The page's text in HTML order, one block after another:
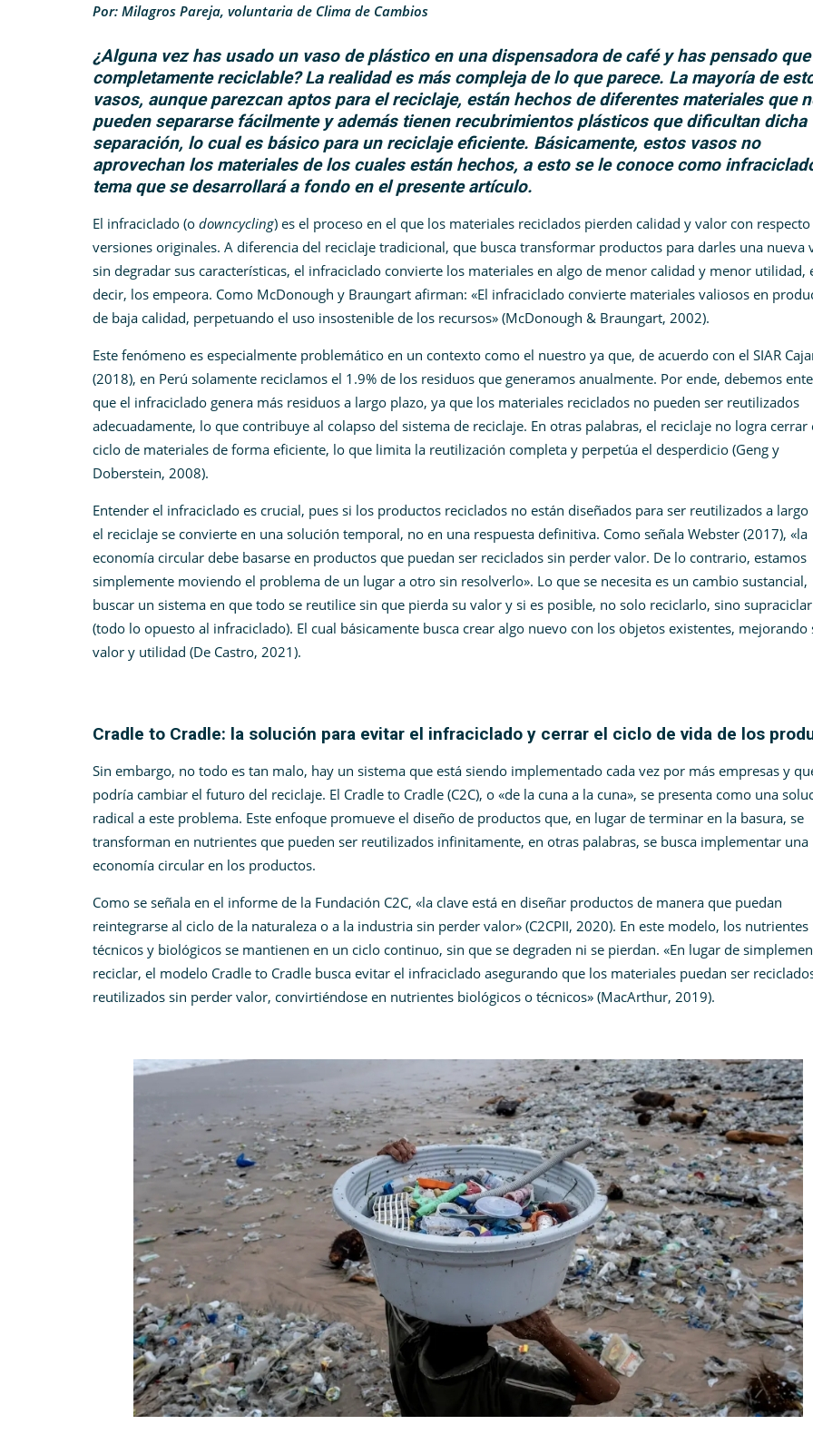
Por: Milagros Pareja, voluntaria de Clima de Cambios
¿Alguna vez has usado un vaso de plástico en una dispensadora de café y has pensado
completamente reciclable? La realidad es más compleja de lo que parece. La mayoría de
vasos, aunque parezcan aptos para el reciclaje, están hechos de diferentes materiales que
pueden separarse fácilmente y además tienen recubrimientos plásticos que dificultan dicha
separación, lo cual es básico para un reciclaje eficiente. Básicamente, estos vasos no
aprovechan los materiales de los cuales están hechos, a esto se le conoce como
tema que se desarrollará a fondo en el presente artículo.
El infraciclado (o downcycling) es el proceso en el que los materiales reciclados pierden calidad y valor con respecto
versiones originales. A diferencia del reciclaje tradicional, que busca transformar productos para darles una nueva
sin degradar sus características, el infraciclado convierte los materiales en algo de menor calidad y menor utilidad,
decir, los empeora. Como McDonough y Braungart afirman: «El infraciclado convierte materiales valiosos en
de baja calidad, perpetuando el uso insostenible de los recursos» (McDonough & Braungart, 2002)​.
Este fenómeno es especialmente problemático en un contexto como el nuestro ya que, de acuerdo con el SIAR
(2018), en Perú solamente reciclamos el 1.9% de los residuos que generamos anualmente. Por ende, debemos
que el infraciclado genera más residuos a largo plazo, ya que los materiales reciclados no pueden ser reutilizados
adecuadamente, lo que contribuye al colapso del sistema de reciclaje. En otras palabras, el reciclaje no logra cerrar
ciclo de materiales de forma eficiente, lo que limita la reutilización completa y perpetúa el desperdicio (Geng y
Doberstein, 2008).
Entender el infraciclado es crucial, pues si los productos reciclados no están diseñados para ser reutilizados a largo
el reciclaje se convierte en una solución temporal, no en una respuesta definitiva. Como señala Webster (2017), «la
economía circular debe basarse en productos que puedan ser reciclados sin perder valor. De lo contrario, estamos
simplemente moviendo el problema de un lugar a otro sin resolverlo». Lo que se necesita es un cambio sustancial,
buscar un sistema en que todo se reutilice sin que pierda su valor y si es posible, no solo reciclarlo, sino
(todo lo opuesto al infraciclado). El cual básicamente busca crear algo nuevo con los objetos existentes, mejorando
valor y utilidad (De Castro, 2021).
Cradle to Cradle: la solución para evitar el infraciclado y cerrar el ciclo de vida de los
Sin embargo, no todo es tan malo, hay un sistema que está siendo implementado cada vez por más empresas y
podría cambiar el futuro del reciclaje. El Cradle to Cradle (C2C), o «de la cuna a la cuna», se presenta como una
radical a este problema. Este enfoque promueve el diseño de productos que, en lugar de terminar en la basura, se
transforman en nutrientes que pueden ser reutilizados infinitamente, en otras palabras, se busca implementar una
economía circular en los productos.
Como se señala en el informe de la Fundación C2C, «la clave está en diseñar productos de manera que puedan
reintegrarse al ciclo de la naturaleza o a la industria sin perder valor» (C2CPII, 2020)​. En este modelo, los nutrientes
técnicos y biológicos se mantienen en un ciclo continuo, sin que se degraden ni se pierdan. «En lugar de
reciclar, el modelo Cradle to Cradle busca evitar el infraciclado asegurando que los materiales puedan ser
reutilizados sin perder valor, convirtiéndose en nutrientes biológicos o técnicos» (MacArthur, 2019).